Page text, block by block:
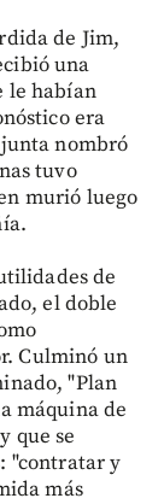
de Jim,
una
le habían
era
nombró
tuvo
murió luego
de
el doble
Culminó un
"Plan
máquina de
que se
"contratar y
más